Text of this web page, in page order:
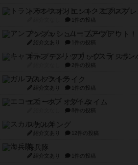
トランスオリエント・エクスプレ
1件の投稿
アンブッシュ！：ムーブアウト！
紹介文あり 1件の投稿
キャプテン・フリップ：イスラ
2件の投稿
ガルフストライク
紹介文あり 1件の投稿
エコーズ・オブ・タイム
8件の投稿
スカルキング
紹介文あり 12件の投稿
海兵隊
紹介文あり 1件の投稿